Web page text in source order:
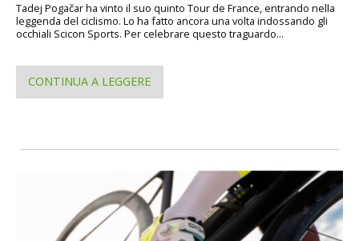
Tadej Pogačar ha vinto il suo quinto Tour de France, entrando nella
leggenda del ciclismo. Lo ha fatto ancora una volta indossando gli
occhiali Scicon Sports. Per celebrare questo traguardo...
CONTINUA A LEGGERE